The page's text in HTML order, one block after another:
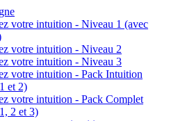
votre intuition - Niveau 1 (avec
votre intuition - Niveau 2
votre intuition - Niveau 3
votre intuition - Pack Intuition
et 2)
votre intuition - Pack Complet
2 et 3)